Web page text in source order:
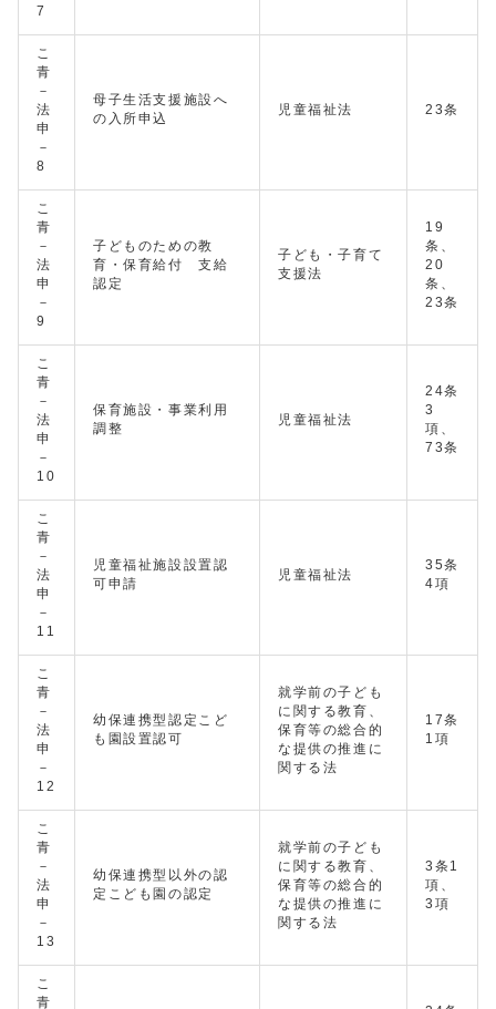
7
こ
青
－
法
申
－
8
母子生活支援施設へ
の入所申込
児童福祉法 23条
こ
青
－
法
申
－
9
子どものための教
育・保育給付 支給
認定
子ども・子育て
支援法
19
条、
20
条、
23条
こ
青
－
法
申
－
10
保育施設・事業利用
調整
児童福祉法
24条
3
項、
73条
こ
青
－
法
申
－
11
児童福祉施設設置認
可申請
児童福祉法
35条
4項
こ
青
－
法
申
－
12
幼保連携型認定こど
も園設置認可
就学前の子ども
に関する教育、
保育等の総合的
な提供の推進に
関する法
17条
1項
こ
青
－
法
申
－
13
幼保連携型以外の認
定こども園の認定
就学前の子ども
に関する教育、
保育等の総合的
な提供の推進に
関する法
3条1
項、
3項
こ
青